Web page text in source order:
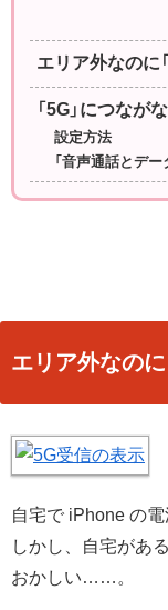
エリア外なのに
「5G」につなが
設定方法
「音声通話とデー
エリア外なのに
自宅で iPhone の電
しかし、自宅があ
おかしい……。